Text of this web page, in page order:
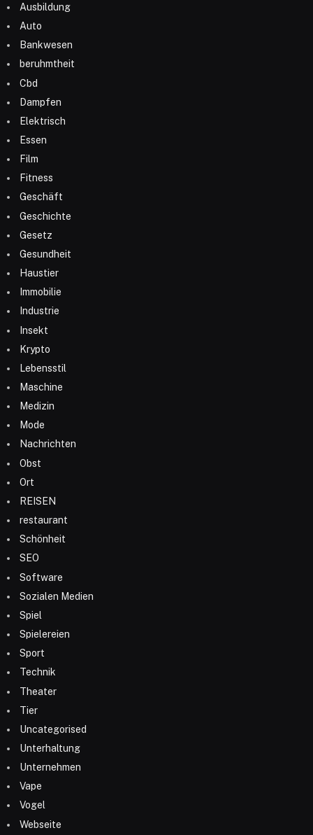
Ausbildung
Auto
Bankwesen
beruhmtheit
Cbd
Dampfen
Elektrisch
Essen
Film
Fitness
Geschäft
Geschichte
Gesetz
Gesundheit
Haustier
Immobilie
Industrie
Insekt
Krypto
Lebensstil
Maschine
Medizin
Mode
Nachrichten
Obst
Ort
REISEN
restaurant
Schönheit
SEO
Software
Sozialen Medien
Spiel
Spielereien
Sport
Technik
Theater
Tier
Uncategorised
Unterhaltung
Unternehmen
Vape
Vogel
Webseite